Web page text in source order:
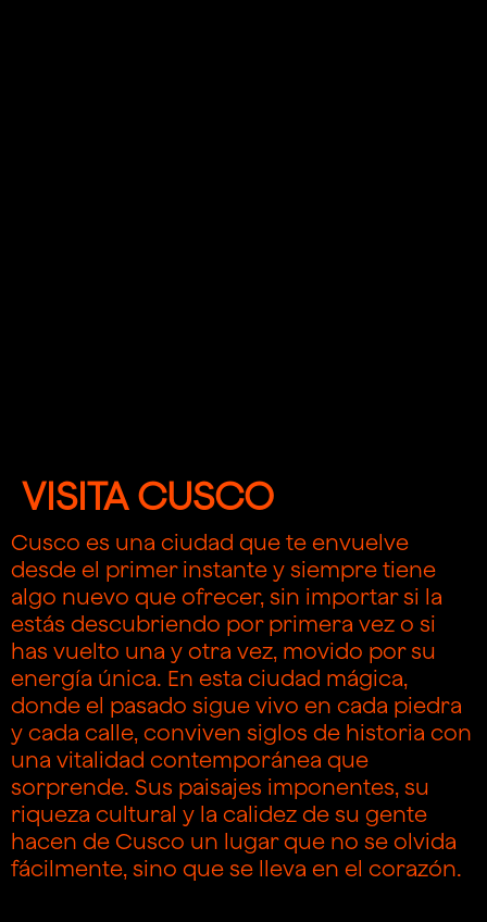
VISITACUSCO
Cusco es una ciudad que te envuelve
desde el primer instante y siempre tiene
algo nuevo que ofrecer, sin importar si la
estás descubriendo por primera vez o si
has vuelto una y otra vez, movido por su
energía única. En esta ciudad mágica,
donde el pasado sigue vivo en cada piedra
y cada calle, conviven siglos de historia con
una vitalidad contemporánea que
sorprende. Sus paisajes imponentes, su
riqueza cultural y la calidez de su gente
hacen de Cusco un lugar que no se olvida
fácilmente, sino que se lleva en el corazón.